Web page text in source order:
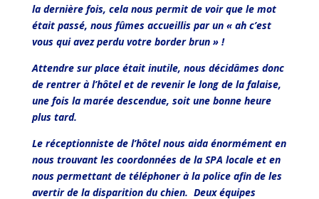
la dernière fois, cela nous permit de voir que le mot
était passé, nous fûmes accueillis par un « ah c’est
vous qui avez perdu votre border brun » !
Attendre sur place était inutile, nous décidâmes donc
de rentrer à l’hôtel et de revenir le long de la falaise,
une fois la marée descendue, soit une bonne heure
plus tard.
Le réceptionniste de l’hôtel nous aida énormément en
nous trouvant les coordonnées de la SPA locale et en
nous permettant de téléphoner à la police afin de les
avertir de la disparition du chien. Deux équipes